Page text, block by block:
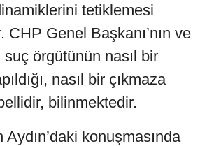
tetiklemesi
CHP Genel Başkanı’nın ve
örgütünün nasıl bir
nasıl bir çıkmaza
bilinmektedir.
Aydın’daki konuşmasında